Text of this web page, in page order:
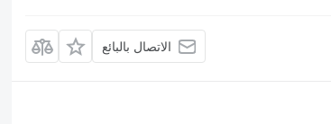
الاتصال بالبائع